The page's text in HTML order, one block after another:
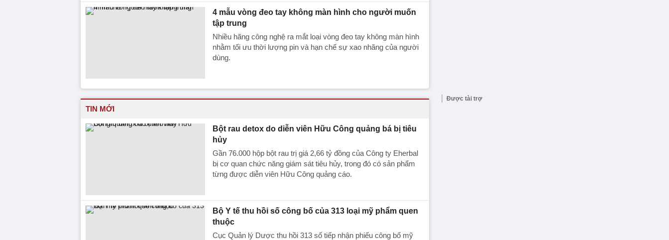
4 mẫu vòng đeo tay không màn hình cho người muốn
tập trung
Nhiều hãng công nghệ ra mắt loại vòng đeo tay không màn hình
nhằm tối ưu thời lượng pin và hạn chế sự xao nhãng của người
dùng.
TIN MỚI
Bột rau detox do diễn viên Hữu Công quảng bá bị tiêu
hủy
Gần 76.000 hộp bột rau trị giá 2,66 tỷ đồng của Công ty Eherbal
bị cơ quan chức năng giám sát tiêu hủy, trong đó có sản phẩm
từng được diễn viên Hữu Công quảng cáo.
Bộ Y tế thu hồi số công bố của 313 loại mỹ phẩm quen
thuộc
Cục Quản lý Dược thu hồi 313 số tiếp nhận phiếu công bố mỹ
Được tài trợ